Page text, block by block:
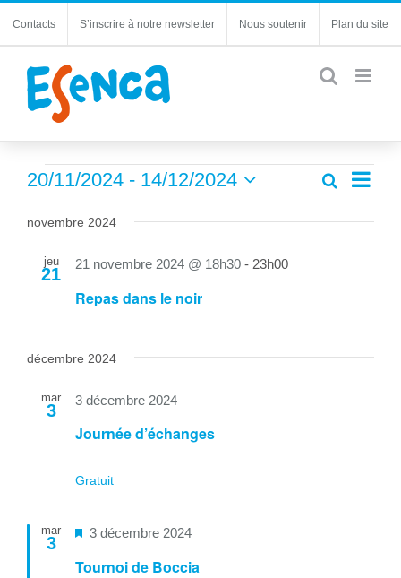
Contacts S’inscrire à notre newsletter Nous soutenir Plan du site
Évènements Recherche
vues
Liste
20/11/2024 - 14/12/2024
une
novembre 2024
jeu
21
Repas dans le noir
21 novembre 2024 @ 18h30 - 23h00
décembre 2024
mar
3
Journée d’échanges
3 décembre 2024
Gratuit
mar
3
Tournoi de Boccia
Mis
3 décembre 2024